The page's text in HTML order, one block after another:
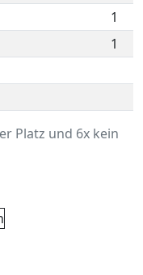
1
1
Platz und 6x kein